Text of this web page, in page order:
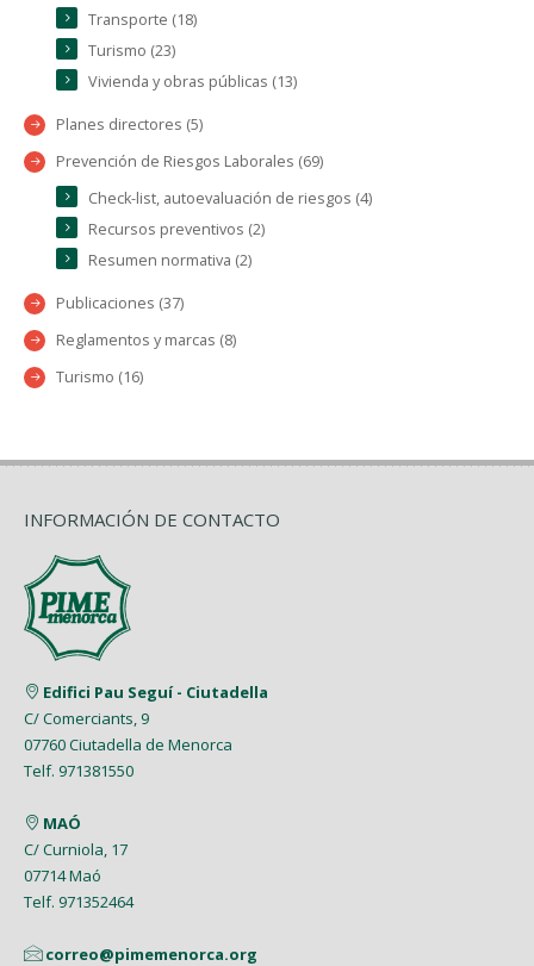
Transporte (18)
Turismo (23)
Vivienda y obras públicas (13)
Planes directores (5)
Prevención de Riesgos Laborales (69)
Check-list, autoevaluación de riesgos (4)
Recursos preventivos (2)
Resumen normativa (2)
Publicaciones (37)
Reglamentos y marcas (8)
Turismo (16)
INFORMACIÓN DE CONTACTO
Edifici Pau Seguí - Ciutadella
C/ Comerciants, 9
07760 Ciutadella de Menorca
Telf. 971381550
MAÓ
C/ Curniola, 17
07714 Maó
Telf. 971352464
correo@pimemenorca.org